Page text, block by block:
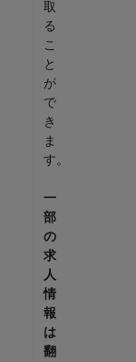
取
る
こ
と
が
で
き
ま
す。
一
部
の
求
人
情
報
は
翻